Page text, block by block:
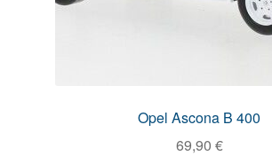
Opel Ascona B 400
69,90 €